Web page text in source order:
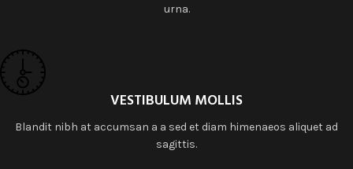
urna.
VESTIBULUM MOLLIS
Blandit nibh at accumsan a a sed et diam himenaeos aliquet ad
sagittis.